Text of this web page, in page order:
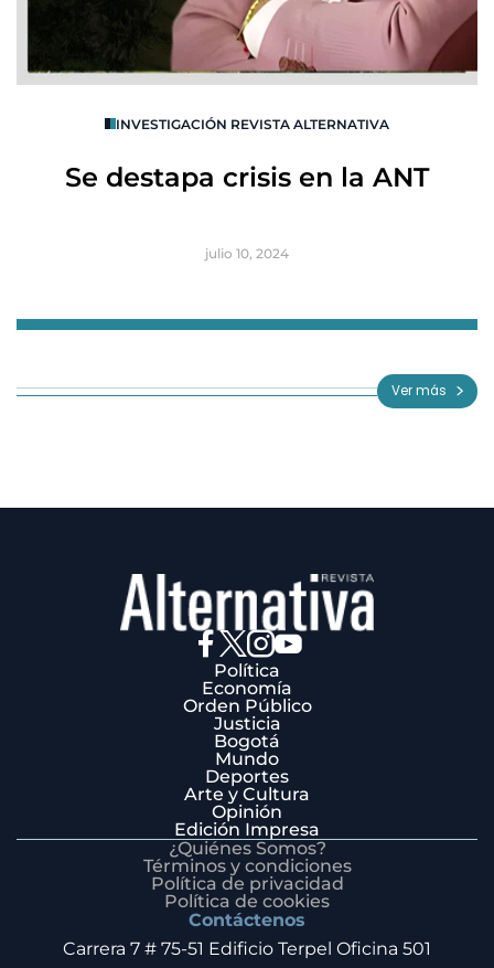
INVESTIGACIÓN REVISTA ALTERNATIVA
Se destapa crisis en la ANT
julio 10, 2024
3
Ver más
Política
Economía
Orden Público
Justicia
Bogotá
Mundo
Deportes
Arte y Cultura
Opinión
Edición Impresa
¿Quiénes Somos?
Términos y condiciones
Política de privacidad
Política de cookies
Contáctenos
Carrera 7 # 75-51 Edificio Terpel Oficina 501